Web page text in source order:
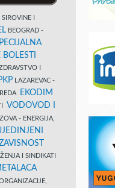
I
BEOGRAD -
I
LAZAREVAC -
EKODIM
VODOVOD I
- ENERGIJA,
I SINDIKATI